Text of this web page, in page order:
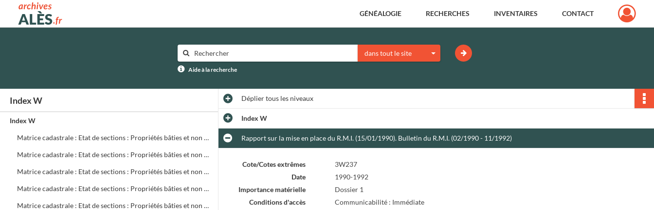
Archives municipales d'Alès GÉNÉALOGIE RECHERCHES INVENTAIRES CONTACT
dans tout le site
Aide à la recherche
Index W
Index W
Matrice cadastrale : Etat de sections : Propriétés bâties et non bâties : Comptes par rue et lieu-dit : CA 621 à 780
Matrice cadastrale : Etat de sections : Propriétés bâties et non bâties : Comptes par rue et lieu-dit : CB 1 à 299
Matrice cadastrale : Etat de sections : Propriétés bâties et non bâties : Comptes par rue et lieu-dit : CB 300 à 499
Matrice cadastrale : Etat de sections : Propriétés bâties et non bâties : Comptes par rue et lieu-dit : CB 500 à 699
Matrice cadastrale : Etat de sections : Propriétés bâties et non bâties : Comptes par rue et lieu-dit : CB 700 à 719
Dépliertous les niveaux
Index W
Rapport sur la mise en place du R.M.I. (15/01/1990). Bulletin du R.M.I. (02/1990 - 11/1992)
Cote/Cotes extrêmes
3W237
Date
1990-1992
Importance matérielle
Dossier 1
Conditions d'accès
Communicabilité : Immédiate